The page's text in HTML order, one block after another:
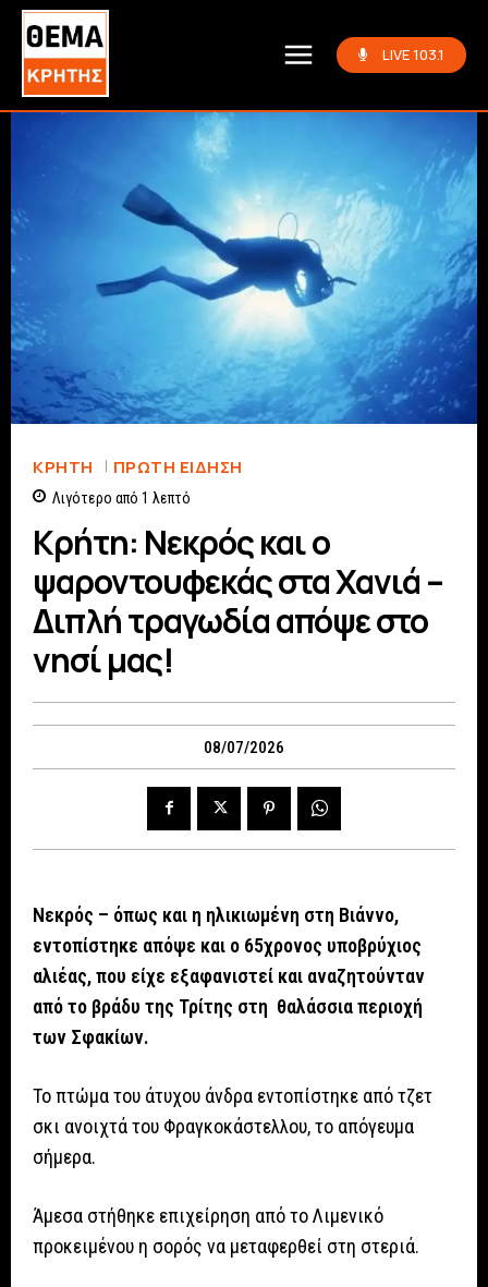
LIVE 103.1
ΚΡΗΤΗ ΠΡΏΤΗ ΕΊΔΗΣΗ
Λιγότερο από 1 λεπτό
Κρήτη: Νεκρός και ο
ψαροντουφεκάς στα Χανιά –
Διπλή τραγωδία απόψε στο
νησί μας!
08/07/2026
Νεκρός – όπως και η ηλικιωμένη στη Βιάννο,
εντοπίστηκε απόψε και ο 65χρονος υποβρύχιος
αλιέας, που είχε εξαφανιστεί και αναζητούνταν
από το βράδυ της Τρίτης στη θαλάσσια περιοχή
των Σφακίων.
Το πτώμα του άτυχου άνδρα εντοπίστηκε από τζετ
σκι ανοιχτά του Φραγκοκάστελλου, το απόγευμα
σήμερα.
Άμεσα στήθηκε επιχείρηση από το Λιμενικό
προκειμένου η σορός να μεταφερθεί στη στεριά.